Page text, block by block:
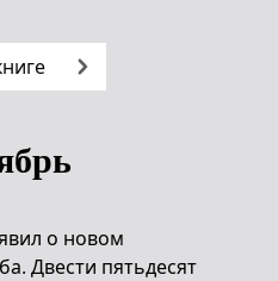
о новом
Двести пятьдесят